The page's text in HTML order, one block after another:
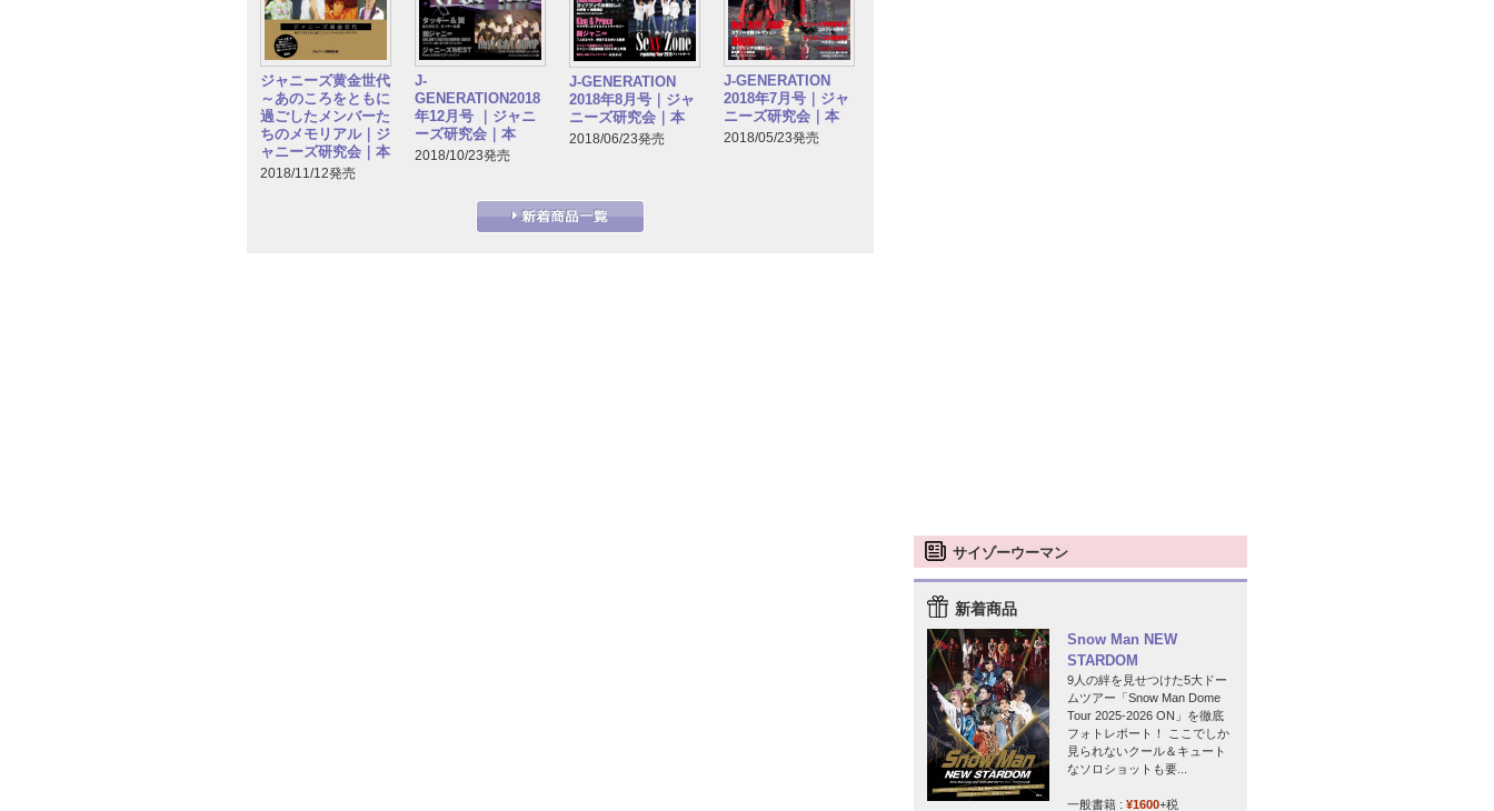
ジャニーズ黄金世代
～あのころをともに
過ごしたメンバーた
ちのメモリアル｜ジ
ャニーズ研究会｜本
2018/11/12発売
J-
GENERATION2018
年12月号 ｜ジャニ
ーズ研究会｜本
2018/10/23発売
J-GENERATION
2018年8月号｜ジャ
ニーズ研究会｜本
2018/06/23発売
J-GENERATION
2018年7月号｜ジャ
ニーズ研究会｜本
2018/05/23発売
サイゾーウーマン
新着商品
Snow Man NEW
STARDOM
9人の絆を見せつけた5大ドー
ムツアー「Snow Man Dome
Tour 2025-2026 ON」を徹底
フォトレポート！ ここでしか
見られないクール＆キュート
なソロショットも要...
一般書籍 : ¥1600+税